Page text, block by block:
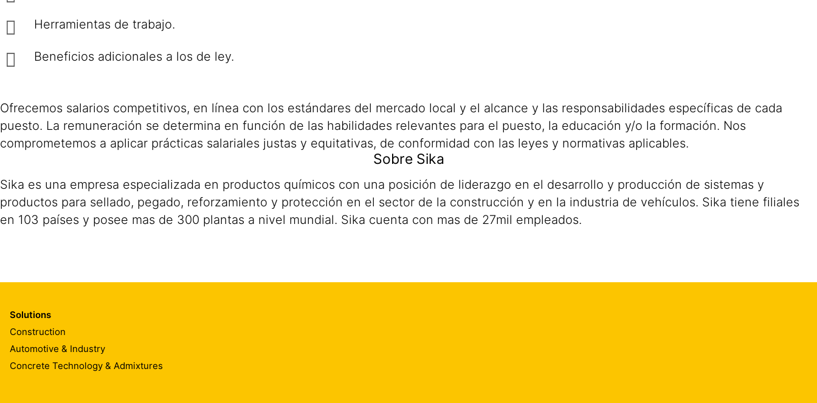
Herramientas de trabajo.
Beneficios adicionales a los de ley.
Ofrecemos salarios competitivos, en línea con los estándares del mercado local y el alcance y las responsabilidades específicas de cada
puesto. La remuneración se determina en función de las habilidades relevantes para el puesto, la educación y/o la formación. Nos
comprometemos a aplicar prácticas salariales justas y equitativas, de conformidad con las leyes y normativas aplicables.
Sobre Sika
Sika es una empresa especializada en productos químicos con una posición de liderazgo en el desarrollo y producción de sistemas y
productos para sellado, pegado, reforzamiento y protección en el sector de la construcción y en la industria de vehículos. Sika tiene filiales
en 103 países y posee mas de 300 plantas a nivel mundial. Sika cuenta con mas de 27mil empleados.
Solutions
Construction
Automotive & Industry
Concrete Technology & Admixtures